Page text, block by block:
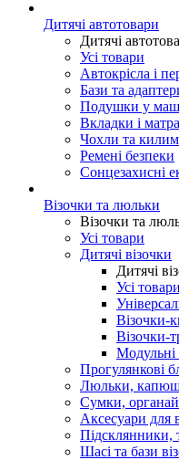
Дитячі автотовари
Дитячі
Усі товари
Автокрісла і
Бази та
Подушки у
Вкладки і
Чохли та
Ремені безпеки
Сонцезахисні
Візочки та люльки
Візочки та
Усі товари
Дитячі візочки
Дитячі
Усі товари
Візочки-
Візочки-
Модульні
Прогулянкові
Люльки,
Сумки,
Аксесуари для
Підсклянники,
Шасі та бази